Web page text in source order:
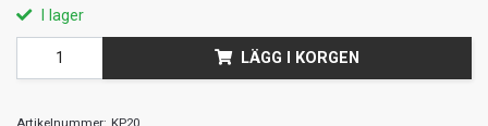
I lager
LÄGG I KORGEN
Artikelnummer: KP20